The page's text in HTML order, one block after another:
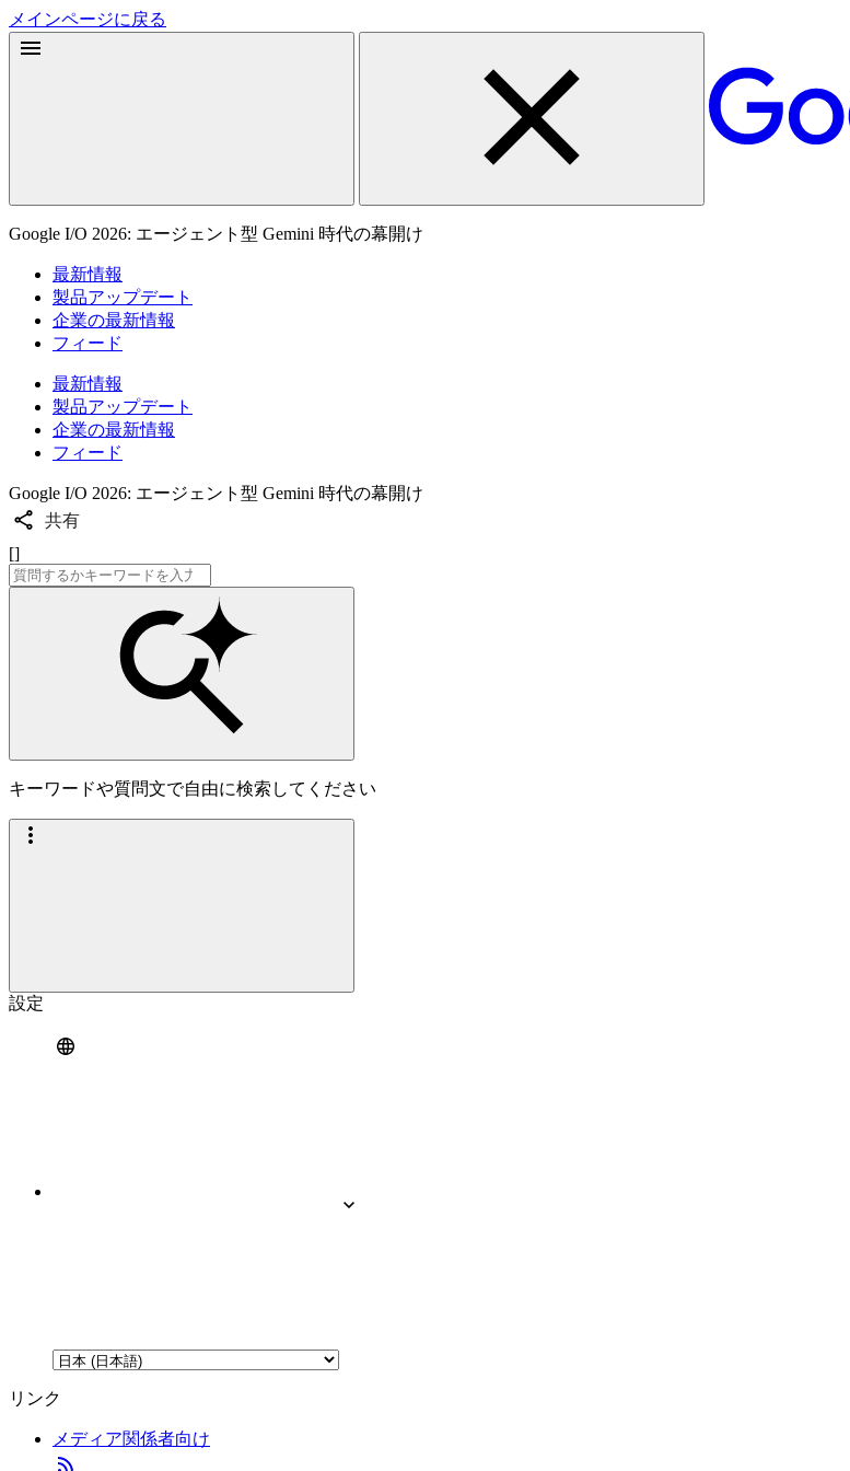
メインページに戻る
Google I/O 2026: エージェント型 Gemini 時代の幕開け
最新情報
製品アップデート
企業の最新情報
フィード
最新情報
製品アップデート
企業の最新情報
フィード
Google I/O 2026: エージェント型 Gemini 時代の幕開け
共有
[]
キーワードや質問文で自由に検索してください
設定
リンク
メディア関係者向け